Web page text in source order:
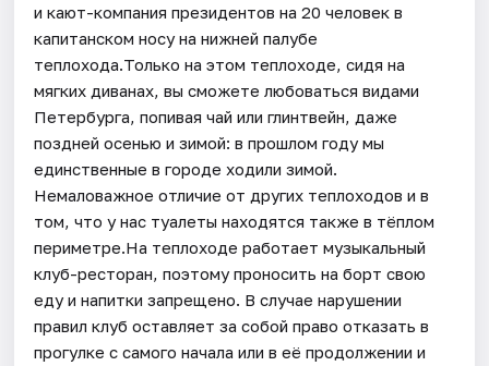
и кают-компания президентов на 20 человек в
капитанском носу на нижней палубе
теплохода.Только на этом теплоходе, сидя на
мягких диванах, вы сможете любоваться видами
Петербурга, попивая чай или глинтвейн, даже
поздней осенью и зимой: в прошлом году мы
единственные в городе ходили зимой.
Немаловажное отличие от других теплоходов и в
том, что у нас туалеты находятся также в тёплом
периметре.На теплоходе работает музыкальный
клуб-ресторан, поэтому проносить на борт свою
еду и напитки запрещено. В случае нарушении
правил клуб оставляет за собой право отказать в
прогулке с самого начала или в её продолжении и